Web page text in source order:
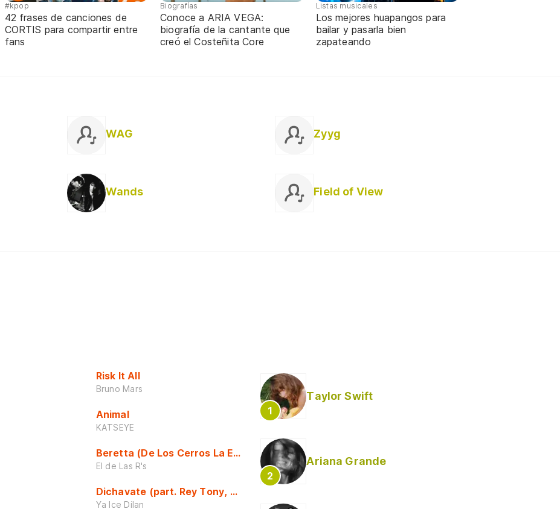
#kpop
42 frases de canciones de
CORTIS para compartir entre
fans
Biografías
Conoce a ARIA VEGA:
biografía de la cantante que
creó el Costeñita Core
Listas musicales
Los mejores huapangos para
bailar y pasarla bien
zapateando
WAG Zyyg
Wands Field of View
Risk It All
Bruno Mars
Animal
KATSEYE
Beretta (De Los Cerros La Escuela)
El de Las R's
Dichavate (part. Rey Tony, Dj Honda y Helabusador) [explícita]
Ya Ice Dilan
Taylor Swift
Ariana Grande